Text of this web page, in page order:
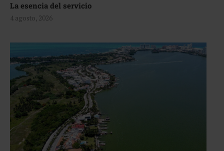
La esencia del servicio
4 agosto, 2026